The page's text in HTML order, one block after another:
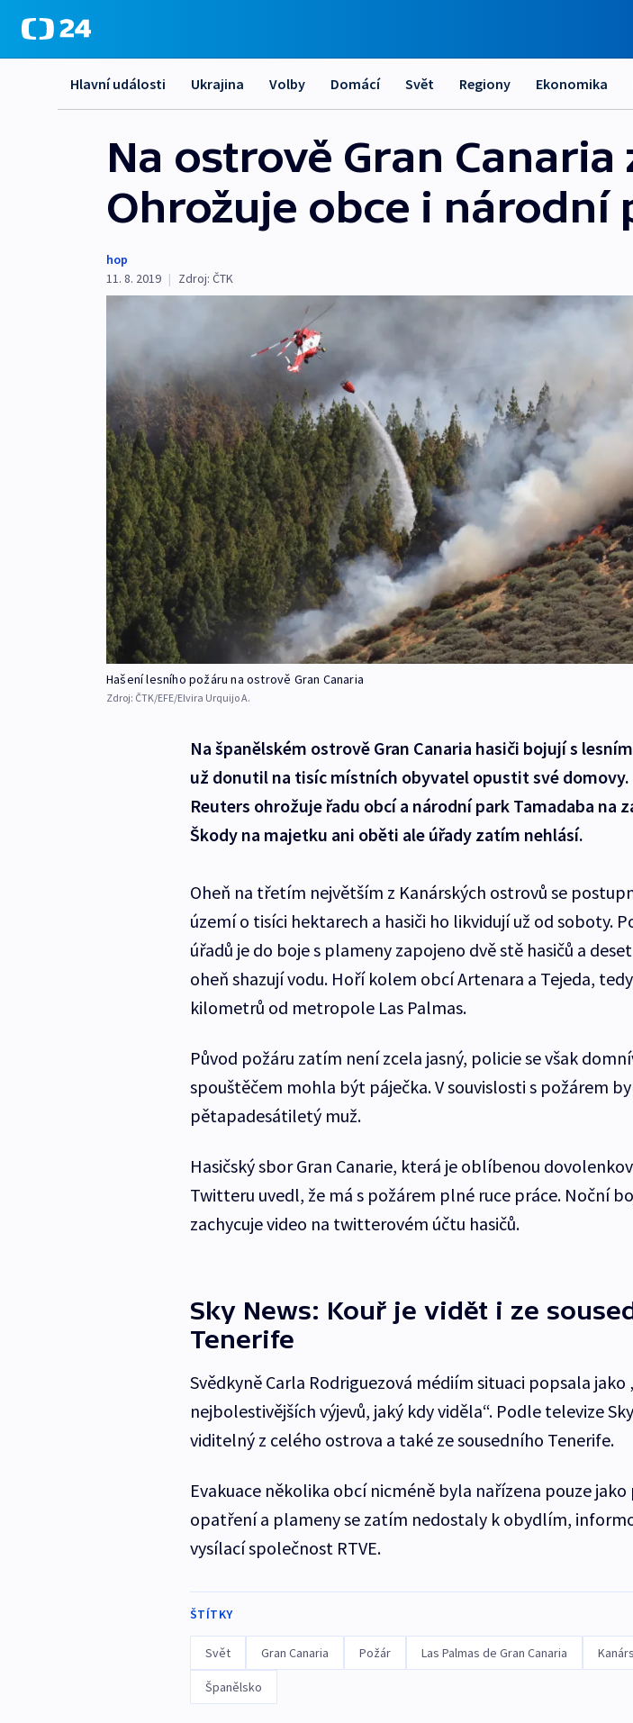
Hlavní události Ukrajina Volby Domácí Svět Regiony Ekonomika
Na ostrově Gran
Ohrožuje obce i národní
hop
11. 8. 2019 | Zdroj: ČTK
Hašení lesního požáru na ostrově Gran Canaria
Zdroj: ČTK/EFE/Elvira Urquijo A.
Na španělském ostrově Gran Canaria hasiči bojují s
už donutil na tisíc místních obyvatel opustit své
Reuters ohrožuje řadu obcí a národní park Tamadaba na
Škody na majetku ani oběti ale úřady zatím nehlásí.
Oheň na třetím největším z Kanárských ostrovů se
území o tisíci hektarech a hasiči ho likvidují už od soboty.
úřadů je do boje s plameny zapojeno dvě stě hasičů a
oheň shazují vodu. Hoří kolem obcí Artenara a Tejeda,
kilometrů od metropole Las Palmas.
Původ požáru zatím není zcela jasný, policie se však
spouštěčem mohla být páječka. V souvislosti s požárem
pětapadesátiletý muž.
Hasičský sbor Gran Canarie, která je oblíbenou
Twitteru uvedl, že má s požárem plné ruce práce. Noční
zachycuje video na twitterovém účtu hasičů.
Sky News: Kouř je vidět i ze
Tenerife
Svědkyně Carla Rodriguezová médiím situaci popsala jako
nejbolestivějších výjevů, jaký kdy viděla“. Podle televize
viditelný z celého ostrova a také ze sousedního Tenerife.
Evakuace několika obcí nicméně byla nařízena pouze
opatření a plameny se zatím nedostaly k obydlím,
vysílací společnost RTVE.
ŠTÍTKY
Svět Gran Canaria Požár Las Palmas de Gran Canaria
Španělsko